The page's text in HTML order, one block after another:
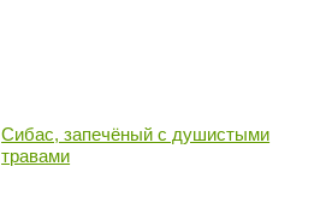
Сибас, запечёный с душистыми
травами